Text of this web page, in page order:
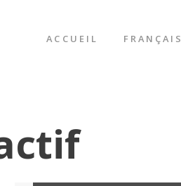
ACCUEIL FRANÇAIS